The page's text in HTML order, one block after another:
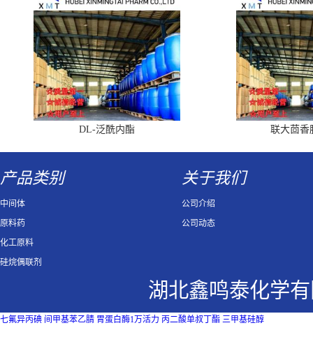
DL-泛酰内酯 联大茴香
产品类别
中间体
原料药
化工原料
硅烷偶联剂
关于我们
公司介绍
公司动态
湖北鑫鸣泰化学
七氟异丙碘 间甲基苯乙腈 胃蛋白酶1万活力 丙二酸单叔丁酯 三甲基硅醇